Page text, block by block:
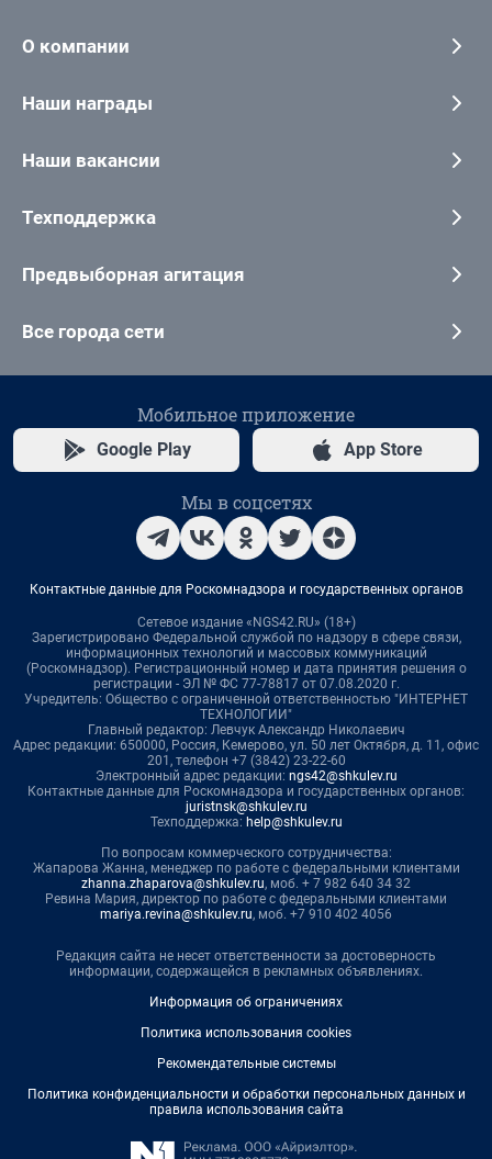
О компании
Наши награды
Наши вакансии
Техподдержка
Предвыборная агитация
Все города сети
Мобильное приложение
Google Play App Store
Мы в соцсетях
Контактные данные для Роскомнадзора и государственных органов
Сетевое издание «NGS42.RU» (18+)
Зарегистрировано Федеральной службой по надзору в сфере связи,
информационных технологий и массовых коммуникаций
(Роскомнадзор). Регистрационный номер и дата принятия решения о
регистрации - ЭЛ № ФС 77-78817 от 07.08.2020 г.
Учредитель: Общество с ограниченной ответственностью "ИНТЕРНЕТ
ТЕХНОЛОГИИ"
Главный редактор: Левчук Александр Николаевич
Адрес редакции: 650000, Россия, Кемерово, ул. 50 лет Октября, д. 11, офис
201, телефон +7 (3842) 23-22-60
Электронный адрес редакции: ngs42@shkulev.ru
Контактные данные для Роскомнадзора и государственных органов:
juristnsk@shkulev.ru
Техподдержка: help@shkulev.ru
По вопросам коммерческого сотрудничества:
Жапарова Жанна, менеджер по работе с федеральными клиентами
zhanna.zhaparova@shkulev.ru, моб. + 7 982 640 34 32
Ревина Мария, директор по работе с федеральными клиентами
mariya.revina@shkulev.ru, моб. +7 910 402 4056
Редакция сайта не несет ответственности за достоверность
информации, содержащейся в рекламных объявлениях.
Информация об ограничениях
Политика использования cookies
Рекомендательные системы
Политика конфиденциальности и обработки персональных данных и
правила использования сайта